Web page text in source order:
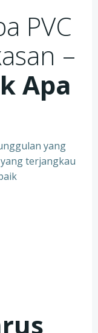
PVC
–
Apa
yang
terjangkau